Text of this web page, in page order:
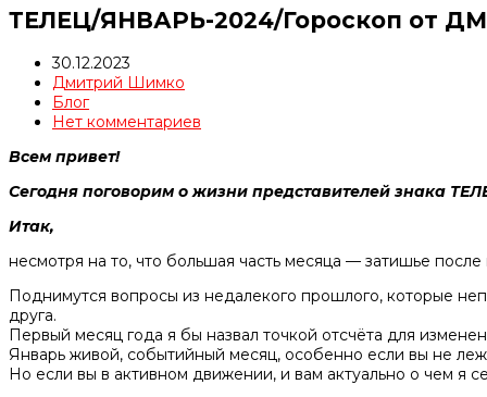
ТЕЛЕЦ/ЯНВАРЬ-2024/Гороскоп от
30.12.2023
Дмитрий Шимко
Блог
Нет комментариев
Всем привет!
Сегодня поговорим о жизни представителей знака
Итак,
несмотря на то, что большая часть месяца — затишье
Поднимутся вопросы из недалекого прошлого, которые
друга.
Первый месяц года я бы назвал точкой отсчёта для
Январь живой, событийный месяц, особенно если вы не
Но если вы в активном движении, и вам актуально о чем я